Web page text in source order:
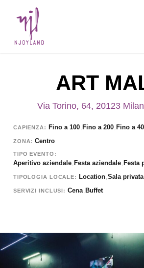
ART
Via Torino, 64, 20123
CAPIENZA Fino a 100, Fino a 200, Fino a
ZONA Centro
TIPO EVENTO
Aperitivo aziendale, Festa aziendale, Festa
TIPOLOGIA LOCALE Location,Sala privata
SERVIZI INCLUSI Cena, Buffet